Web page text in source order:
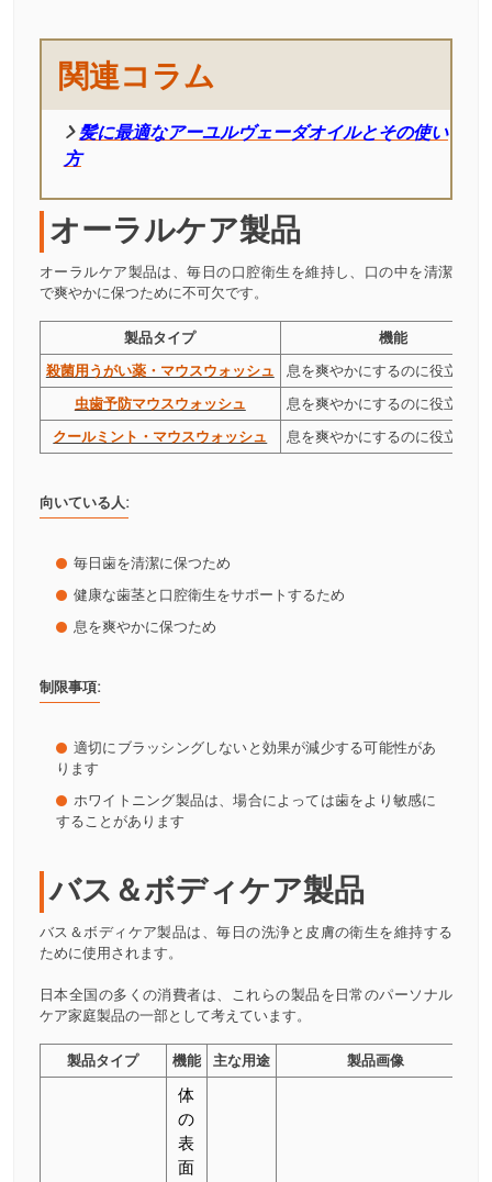
関連コラム
髪に最適なアーユルヴェーダオイルとその使い
方
オーラルケア製品
オーラルケア製品は、毎日の口腔衛生を維持し、口の中を清潔
で爽やかに保つために不可欠です。
製品タイプ
機能
殺菌用うがい薬・マウスウォッシュ
息を爽やかにするのに役立ちま
虫歯予防マウスウォッシュ
息を爽やかにするのに役立ちま
クールミント・マウスウォッシュ
息を爽やかにするのに役立ちま
向いている人:
毎日歯を清潔に保つため
健康な歯茎と口腔衛生をサポートするため
息を爽やかに保つため
制限事項:
適切にブラッシングしないと効果が減少する可能性があ
ります
ホワイトニング製品は、場合によっては歯をより敏感に
することがあります
バス＆ボディケア製品
バス＆ボディケア製品は、毎日の洗浄と皮膚の衛生を維持する
ために使用されます。
日本全国の多くの消費者は、これらの製品を日常のパーソナル
ケア家庭製品の一部として考えています。
製品タイプ 機能 主な用途 製品画像
体
の
表
面